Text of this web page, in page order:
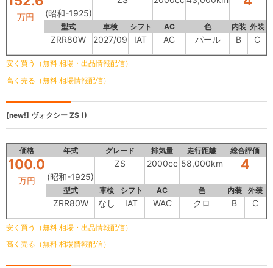
万円 (昭和-1925)
型式 車検 シフト AC 色 内装 外装
ZRR80W 2027/09 IAT AC パール B C
安く買う（無料 相場・出品情報配信）
高く売る（無料 相場情報配信）
[new!] ヴォクシー ZS ()
価格 年式 グレード 排気量 走行距離 総合評価
100.0
万円 (昭和-1925)
ZS 2000cc 58,000km 4
型式 車検 シフト AC 色 内装 外装
ZRR80W なし IAT WAC クロ B C
安く買う（無料 相場・出品情報配信）
高く売る（無料 相場情報配信）